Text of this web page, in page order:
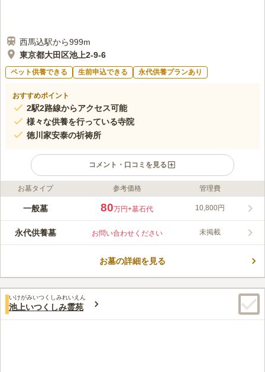
西馬込駅から999m
東京都大田区池上2-9-6
ペット供養できる 生前申込できる 永代供養プランあり
おすすめポイント
2駅2路線からアクセス可能
様々な供養を行っている寺院
徳川家安泰の祈祷所
コメント・口コミを見る
ライフドット編集部のコメント
真性寺は、微妙山真性寺と号し、創立は寛永2年（1625）、心性
したが、空襲で堂宇は焼失してしまったため、昭和27年
（1952）に現在地へ移転しました。幸いにして戦火を免れた、
好の屋敷にあったもので、「麻布の帝釈天」と称されて縁日の市
この霊園はまだ誰からも評価されていません。
お墓タイプ 参考価格 管理費
一般墓 80万円+墓石代 10,800円
永代供養墓 お問い合わせください 未掲載
お墓の詳細を見る
いけがみいつくしみれいえん
池上いつくしみ霊苑